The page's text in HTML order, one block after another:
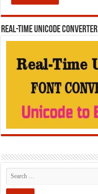
REAL-TIME UNICODE CONVERTER